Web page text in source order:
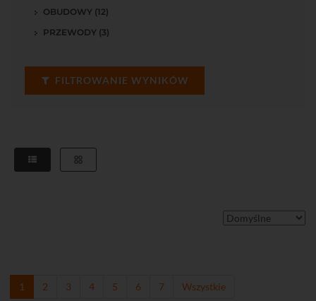
OBUDOWY (12)
PRZEWODY (3)
FILTROWANIE WYNIKÓW
1 2 3 4 5 6 7 Wszystkie